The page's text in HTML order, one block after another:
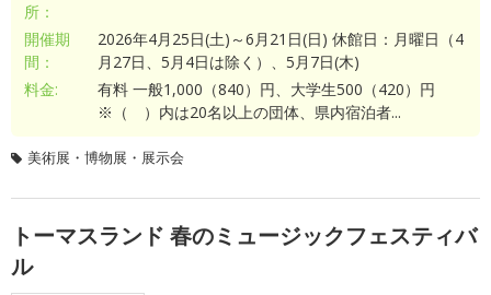
所：
開催期
間：
2026年4月25日(土)～6月21日(日) 休館日：月曜日（4
月27日、5月4日は除く）、5月7日(木)
料金:
有料 一般1,000（840）円、大学生500（420）円
※（ ）内は20名以上の団体、県内宿泊者...
美術展・博物展・展示会
トーマスランド 春のミュージックフェスティバ
ル